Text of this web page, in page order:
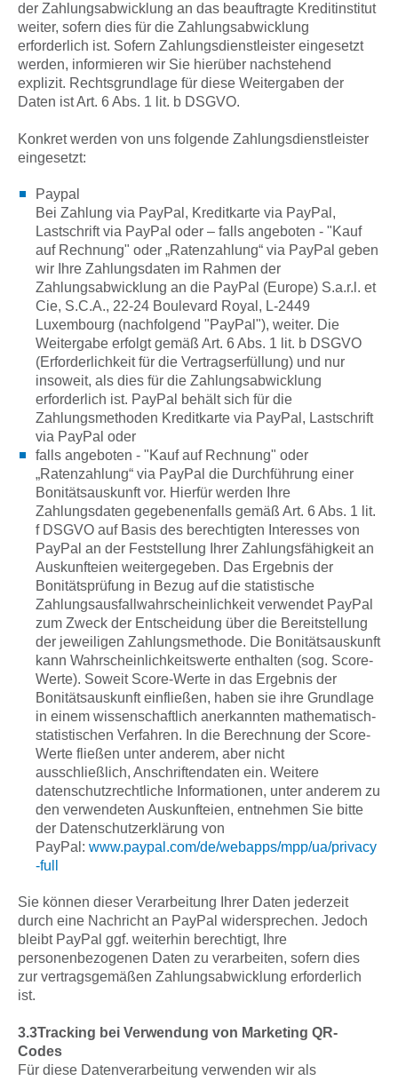
der Zahlungsabwicklung an das beauftragte Kreditinstitut
weiter, sofern dies für die Zahlungsabwicklung
erforderlich ist. Sofern Zahlungsdienstleister eingesetzt
werden, informieren wir Sie hierüber nachstehend
explizit. Rechtsgrundlage für diese Weitergaben der
Daten ist Art. 6 Abs. 1 lit. b DSGVO.
Konkret werden von uns folgende Zahlungsdienstleister
eingesetzt:
Paypal
Bei Zahlung via PayPal, Kreditkarte via PayPal,
Lastschrift via PayPal oder – falls angeboten - "Kauf
auf Rechnung" oder „Ratenzahlung“ via PayPal geben
wir Ihre Zahlungsdaten im Rahmen der
Zahlungsabwicklung an die PayPal (Europe) S.a.r.l. et
Cie, S.C.A., 22-24 Boulevard Royal, L-2449
Luxembourg (nachfolgend "PayPal"), weiter. Die
Weitergabe erfolgt gemäß Art. 6 Abs. 1 lit. b DSGVO
(Erforderlichkeit für die Vertragserfüllung) und nur
insoweit, als dies für die Zahlungsabwicklung
erforderlich ist. PayPal behält sich für die
Zahlungsmethoden Kreditkarte via PayPal, Lastschrift
via PayPal oder
falls angeboten - "Kauf auf Rechnung" oder
„Ratenzahlung“ via PayPal die Durchführung einer
Bonitätsauskunft vor. Hierfür werden Ihre
Zahlungsdaten gegebenenfalls gemäß Art. 6 Abs. 1 lit.
f DSGVO auf Basis des berechtigten Interesses von
PayPal an der Feststellung Ihrer Zahlungsfähigkeit an
Auskunfteien weitergegeben. Das Ergebnis der
Bonitätsprüfung in Bezug auf die statistische
Zahlungsausfallwahrscheinlichkeit verwendet PayPal
zum Zweck der Entscheidung über die Bereitstellung
der jeweiligen Zahlungsmethode. Die Bonitätsauskunft
kann Wahrscheinlichkeitswerte enthalten (sog. Score-
Werte). Soweit Score-Werte in das Ergebnis der
Bonitätsauskunft einfließen, haben sie ihre Grundlage
in einem wissenschaftlich anerkannten mathematisch-
statistischen Verfahren. In die Berechnung der Score-
Werte fließen unter anderem, aber nicht
ausschließlich, Anschriftendaten ein. Weitere
datenschutzrechtliche Informationen, unter anderem zu
den verwendeten Auskunfteien, entnehmen Sie bitte
der Datenschutzerklärung von
PayPal: www.paypal.com/de/webapps/mpp/ua/privacy
-full
Sie können dieser Verarbeitung Ihrer Daten jederzeit
durch eine Nachricht an PayPal widersprechen. Jedoch
bleibt PayPal ggf. weiterhin berechtigt, Ihre
personenbezogenen Daten zu verarbeiten, sofern dies
zur vertragsgemäßen Zahlungsabwicklung erforderlich
ist.
3.3Tracking bei Verwendung von Marketing QR-
Codes
Für diese Datenverarbeitung verwenden wir als